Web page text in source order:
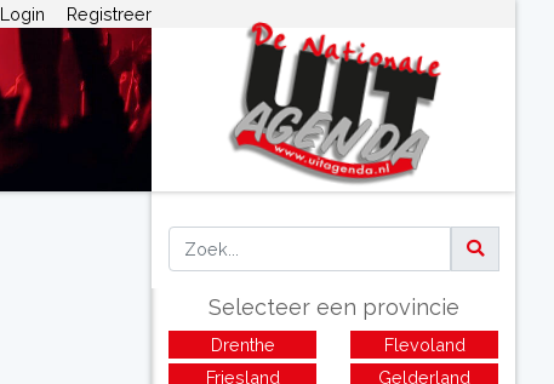
Login Registreer
Selecteer een provincie
Drenthe
Flevoland
Friesland
Gelderland